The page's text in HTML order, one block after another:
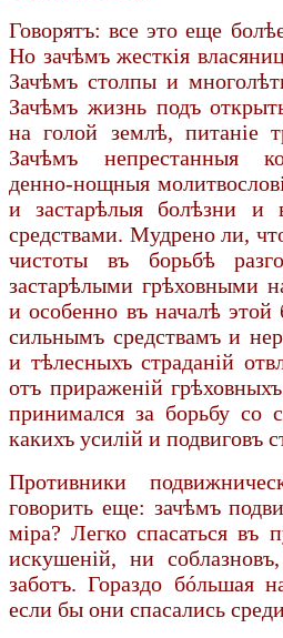
Говорятъ: все это еще
Но зачѣмъ жесткія
Зачѣмъ столпы и
Зачѣмъ жизнь подъ
на голой землѣ, питаніе
Зачѣмъ непрестанныя
денно-нощныя
и застарѣлыя болѣзни и
средствами. Мудрено ли,
чистоты въ борьбѣ
застарѣлыми грѣховными
и особенно въ началѣ
сильнымъ средствамъ и
и тѣлесныхъ страданій
отъ прираженій
принимался за борьбу со
какихъ усилій и подвиговъ
Противники
говорить еще: зачѣмъ
міра? Легко спасаться въ
искушеній, ни
заботъ. Гораздо бóльшая
если бы они спасались